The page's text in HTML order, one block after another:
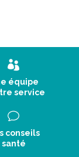
équipe
service
conseils
santé